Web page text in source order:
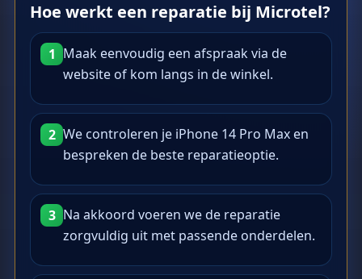
Hoe werkt een reparatie bij Microtel?
1 Maak eenvoudig een afspraak via de
website of kom langs in de winkel.
2 We controleren je iPhone 14 Pro Max en
bespreken de beste reparatieoptie.
3 Na akkoord voeren we de reparatie
zorgvuldig uit met passende onderdelen.